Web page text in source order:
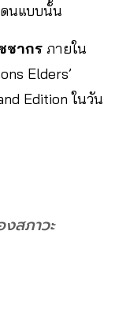
ดนแบบนั้น
ชากร ภายใน
Elders’
Edition ในวัน
งสภาวะ